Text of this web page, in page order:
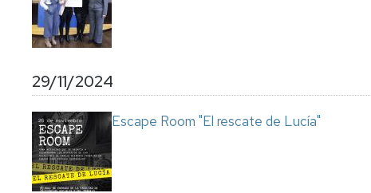
29/11/2024
Escape Room "El rescate de Lucía"